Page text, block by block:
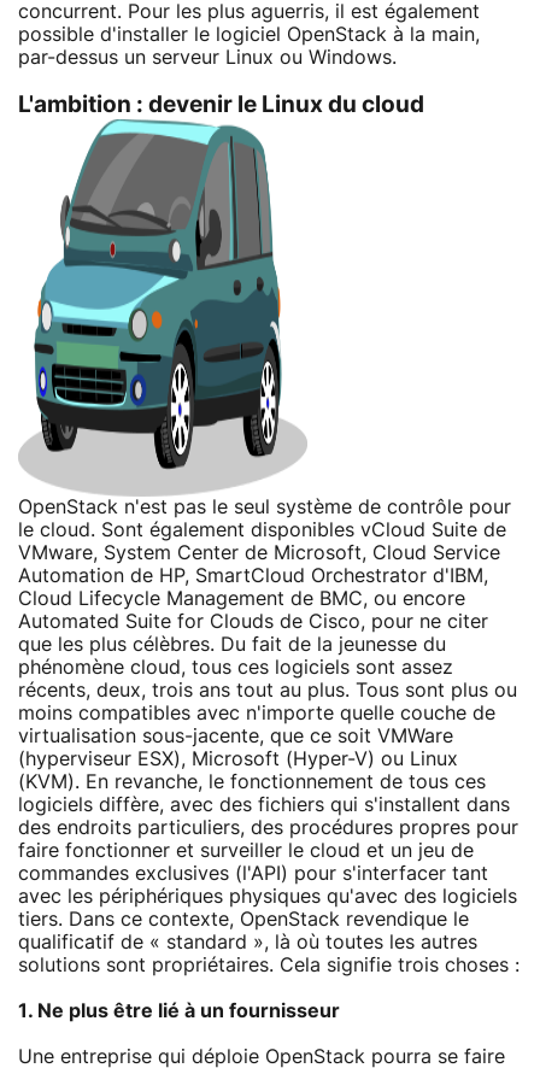
concurrent. Pour les plus aguerris, il est également
possible d'installer le logiciel OpenStack à la main,
par-dessus un serveur Linux ou Windows.
L'ambition : devenir le Linux du cloud
OpenStack n'est pas le seul système de contrôle pour
le cloud. Sont également disponibles vCloud Suite de
VMware, System Center de Microsoft, Cloud Service
Automation de HP, SmartCloud Orchestrator d'IBM,
Cloud Lifecycle Management de BMC, ou encore
Automated Suite for Clouds de Cisco, pour ne citer
que les plus célèbres. Du fait de la jeunesse du
phénomène cloud, tous ces logiciels sont assez
récents, deux, trois ans tout au plus. Tous sont plus ou
moins compatibles avec n'importe quelle couche de
virtualisation sous-jacente, que ce soit VMWare
(hyperviseur ESX), Microsoft (Hyper-V) ou Linux
(KVM). En revanche, le fonctionnement de tous ces
logiciels diffère, avec des fichiers qui s'installent dans
des endroits particuliers, des procédures propres pour
faire fonctionner et surveiller le cloud et un jeu de
commandes exclusives (l'API) pour s'interfacer tant
avec les périphériques physiques qu'avec des logiciels
tiers. Dans ce contexte, OpenStack revendique le
qualificatif de « standard », là où toutes les autres
solutions sont propriétaires. Cela signifie trois choses :
1. Ne plus être lié à un fournisseur
Une entreprise qui déploie OpenStack pourra se faire